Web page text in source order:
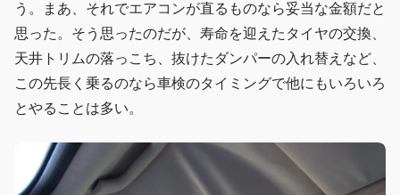
う。まあ、それでエアコンが直るものなら妥当な金額だと
思った。そう思ったのだが、寿命を迎えたタイヤの交換、
天井トリムの落っこち、抜けたダンパーの入れ替えなど、
この先長く乗るのなら車検のタイミングで他にもいろいろ
とやることは多い。